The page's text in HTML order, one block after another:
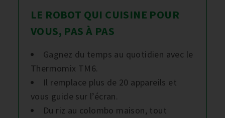
LE ROBOT QUI CUISINE POUR
VOUS, PAS À PAS
Gagnez du temps au quotidien avec le
Thermomix TM6.
Il remplace plus de 20 appareils et
vous guide sur l’écran.
Du riz au colombo maison, tout